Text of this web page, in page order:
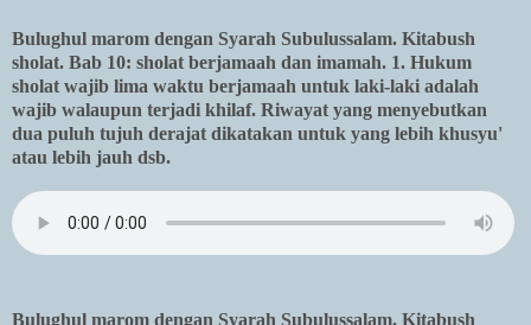
Bulughul marom dengan Syarah Subulussalam. Kitabush
sholat. Bab 10: sholat berjamaah dan imamah. 1. Hukum
sholat wajib lima waktu berjamaah untuk laki-laki adalah
wajib walaupun terjadi khilaf. Riwayat yang menyebutkan
dua puluh tujuh derajat dikatakan untuk yang lebih khusyu'
atau lebih jauh dsb.
Bulughul marom dengan Syarah Subulussalam. Kitabush